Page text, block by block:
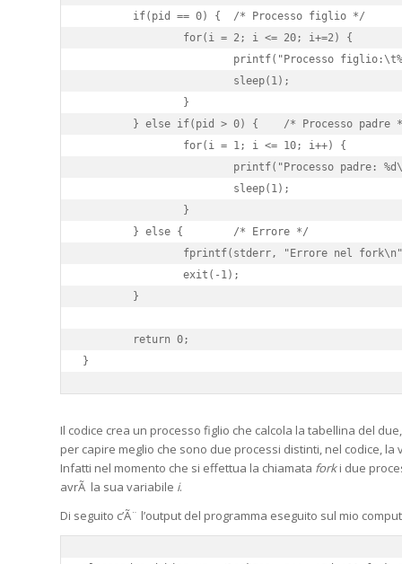
}
Il codice crea un processo figlio che calcola la tabellina del
per capire meglio che sono due processi distinti, nel codice,
Infatti nel momento che si effettua la chiamata forki due
avrÃ la sua variabile i.
Di seguito c’Ã¨ l’output del programma eseguito sul mio